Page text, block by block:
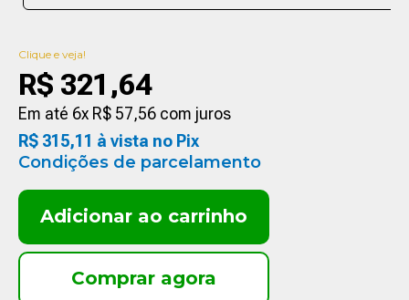
Clique e veja!
R$ 321 ,64
Em até 6x R$ 57,56 com juros
R$ 315,11 à vista no Pix
Condições de parcelamento
Adicionar ao carrinho